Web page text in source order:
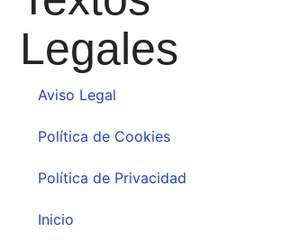
Legales
Aviso Legal
Política de Cookies
Política de Privacidad
Inicio